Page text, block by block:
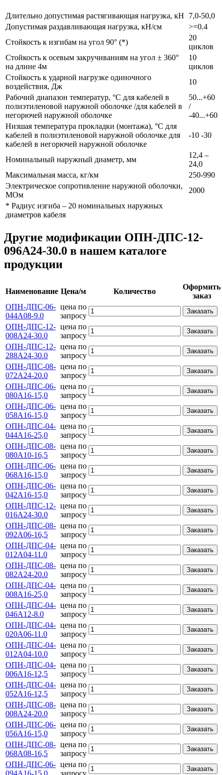
Длительно допустимая растягивающая нагрузка, кН
7,0-50,0
Допустимая раздавливающая нагрузка, кН/см
>=0.4
Стойкость к изгибам на угол 90° (*)
20
циклов
Стойкость к осевым закручиваниям на угол ± 360°
на длине 4м
10
циклов
Стойкость к ударной нагрузке одиночного
воздействия, Дж
10
Рабочий диапазон температур, °С для кабелей в
полиэтиленовой наружной оболочке /для кабелей в
негорючей наружной оболочке
50...+60
/
-40...+60
Низшая температура прокладки (монтажа), °С для
кабелей в полиэтиленовой наружной оболочке для
кабелей в негорючей наружной оболочке
-10 -30
Номинальный наружный диаметр, мм
12,4 –
24,0
Максимальная масса, кг/км
250-990
Электрическое сопротивление наружной оболочки,
МОм
2000
* Радиус изгиба – 20 номинальных наружных
диаметров кабеля
Другие модификации ОПН-ДПС-12-
096А24-30.0 в нашем каталоге
продукции
Наименование Цена/м Количество
Оформить
заказ
ОПН-ДПС-06-
044А08-9.0
цена по
запросу
Заказать
ОПН-ДПС-12-
008А24-30.0
цена по
запросу
Заказать
ОПН-ДПС-12-
288А24-30.0
цена по
запросу
Заказать
ОПН-ДПС-08-
072А24-20.0
цена по
запросу
Заказать
ОПН-ДПС-06-
080А16-15,0
цена по
запросу
Заказать
ОПН-ДПС-06-
058А16-15,0
цена по
запросу
Заказать
ОПН-ДПС-04-
044А16-25,0
цена по
запросу
Заказать
ОПН-ДПС-08-
080А10-16,5
цена по
запросу
Заказать
ОПН-ДПС-06-
068А16-15,0
цена по
запросу
Заказать
ОПН-ДПС-06-
042А16-15,0
цена по
запросу
Заказать
ОПН-ДПС-12-
016А24-30.0
цена по
запросу
Заказать
ОПН-ДПС-08-
092А06-16,5
цена по
запросу
Заказать
ОПН-ДПС-04-
012А04-11.0
цена по
запросу
Заказать
ОПН-ДПС-08-
082А24-20.0
цена по
запросу
Заказать
ОПН-ДПС-04-
008А16-25,0
цена по
запросу
Заказать
ОПН-ДПС-04-
046А12-8.0
цена по
запросу
Заказать
ОПН-ДПС-04-
020А06-11.0
цена по
запросу
Заказать
ОПН-ДПС-04-
012А04-10.0
цена по
запросу
Заказать
ОПН-ДПС-04-
006А16-12,5
цена по
запросу
Заказать
ОПН-ДПС-04-
052А16-12,5
цена по
запросу
Заказать
ОПН-ДПС-08-
008А24-20.0
цена по
запросу
Заказать
ОПН-ДПС-06-
056А16-15,0
цена по
запросу
Заказать
ОПН-ДПС-08-
068А08-16,5
цена по
запросу
Заказать
ОПН-ДПС-06-
094А16-15,0
цена по
запросу
Заказать